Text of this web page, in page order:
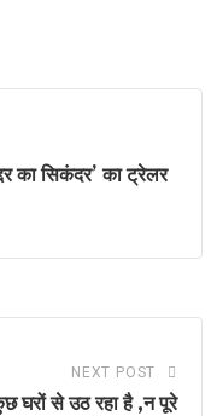
का सिकंदर’ का ट्रेलर
NEXT POST
से उठ रहा है ,न पूरे